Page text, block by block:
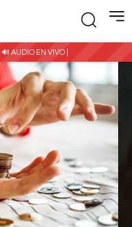
🔊 AUDIO EN VIVO |